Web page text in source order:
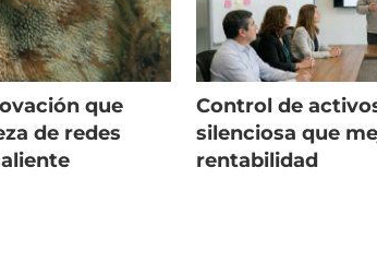
que
de redes
Control de
silenciosa que
rentabilidad